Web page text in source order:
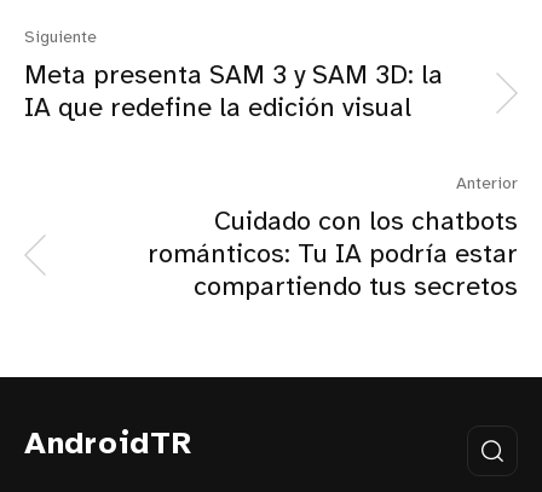
Siguiente
Meta presenta SAM 3 y SAM 3D: la
IA que redefine la edición visual
Anterior
Cuidado con los chatbots
románticos: Tu IA podría estar
compartiendo tus secretos
AndroidTR